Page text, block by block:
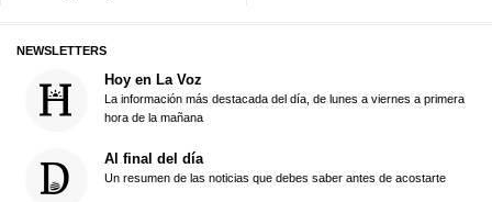
NEWSLETTERS
Hoy en La Voz
La información más destacada del día, de lunes a viernes a primera
hora de la mañana
Al final del día
Un resumen de las noticias que debes saber antes de acostarte